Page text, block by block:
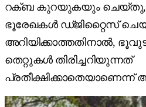
റക്ബ കുറയുകയും
ഭൂരേഖകൾ ഡ്ജിറ്റൈസ്
അറിയിക്കാത്തതിനാൽ,
തെറ്റുകൾ തിരിച്ചറിയുന്നത്
പ്രതീക്ഷിക്കാതെയാണെന്ന്